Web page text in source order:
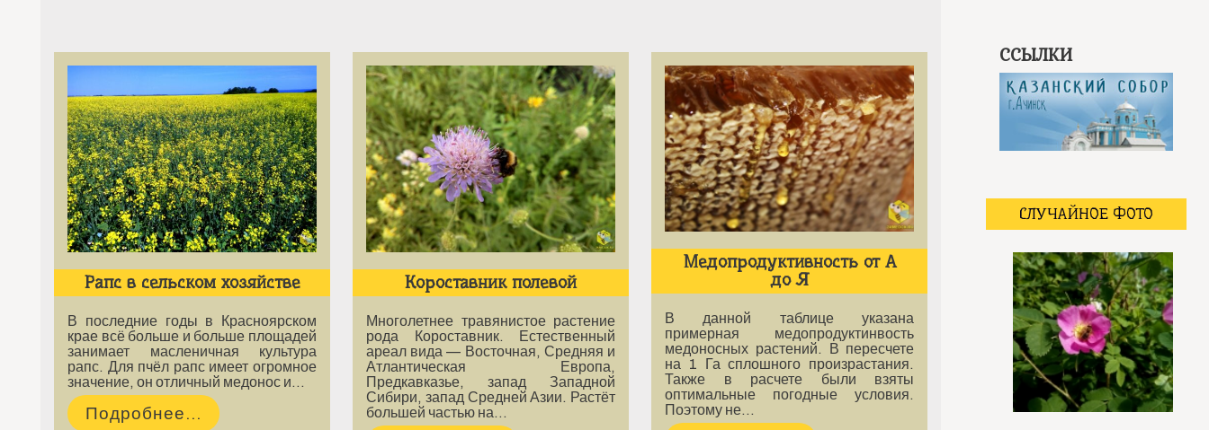
Рапс в сельском хозяйстве
В последние годы в Красноярском
крае всё больше и больше площадей
занимает масленичная культура
рапс. Для пчёл рапс имеет огромное
значение, он отличный медонос и…
Подробнее...
Короставник полевой
Многолетнее травянистое растение
рода Короставник. Естественный
ареал вида — Восточная, Средняя и
Атлантическая Европа,
Предкавказье, запад Западной
Сибири, запад Средней Азии. Растёт
большей частью на…
Медопродуктивность от А
до Я
В данной таблице указана
примерная медопродуктинвость
медоносных растений. В пересчете
на 1 Га сплошного произрастания.
Также в расчете были взяты
оптимальные погодные условия.
Поэтому не…
ССЫЛКИ
СЛУЧАЙНОЕ ФОТО